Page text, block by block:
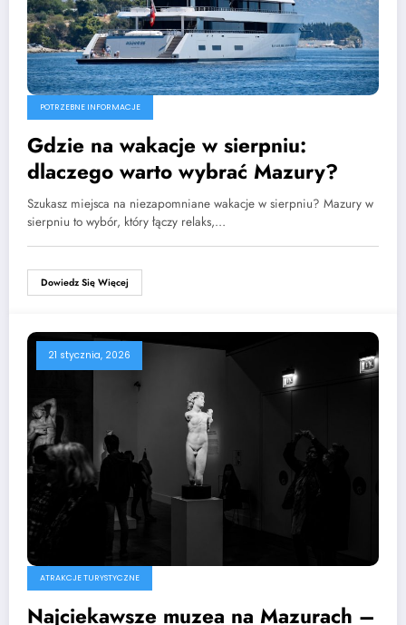
POTRZEBNE INFORMACJE
Gdzie na wakacje w sierpniu:
dlaczego warto wybrać Mazury?
Szukasz miejsca na niezapomniane wakacje w sierpniu? Mazury w
sierpniu to wybór, który łączy relaks,…
Dowiedz Się Więcej
21 stycznia, 2026
ATRAKCJE TURYSTYCZNE
Najciekawsze muzea na Mazurach –